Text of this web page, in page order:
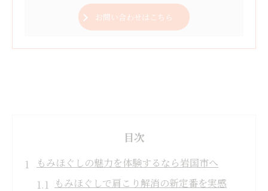
お問い合わせはこちら
目次
もみほぐしの魅力を体験するなら岩国市へ
もみほぐしで肩こり解消の新定番を実感